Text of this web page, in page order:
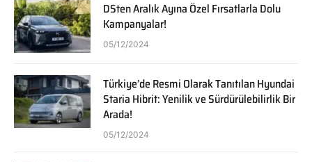
DSten Aralık Ayına Özel Fırsatlarla Dolu
Kampanyalar!
05/12/2024
Türkiye’de Resmi Olarak Tanıtılan Hyundai
Staria Hibrit: Yenilik ve Sürdürülebilirlik Bir
Arada!
05/12/2024